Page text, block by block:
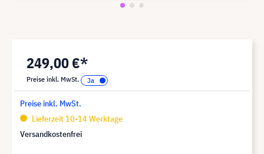
249,00 €*
Preise inkl. MwSt.
Preise inkl. MwSt.
Lieferzeit 10-14 Werktage
Versandkostenfrei